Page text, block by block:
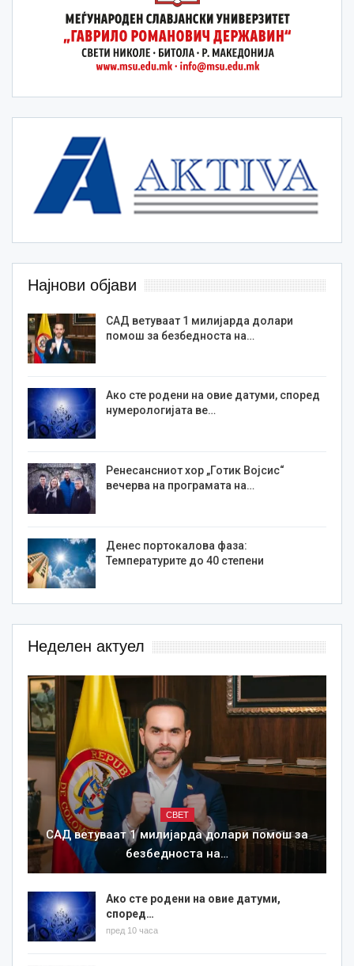
Најнови објави
САД ветуваат 1 милијарда долари
помош за безбедноста на…
Ако сте родени на овие датуми, според
нумерологијата ве…
Ренесансниот хор „Готик Војсис“
вечерва на програмата на…
Денес портокалова фаза:
Температурите до 40 степени
Неделен актуел
СВЕТ
САД ветуваат 1 милијарда долари помош за
безбедноста на…
Ако сте родени на овие датуми,
според…
пред 10 часа